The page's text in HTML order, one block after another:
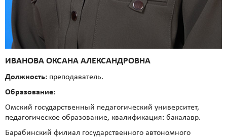
ИВАНОВА ОКСАНА АЛЕКСАНДРОВНА
Должность: преподаватель.
Образование:
Омский государственный педагогический университет,
педагогическое образование, квалификация: бакалавр.
Барабинский филиал государственного автономного